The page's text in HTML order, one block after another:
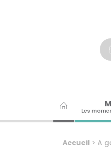
Les
Accueil> A